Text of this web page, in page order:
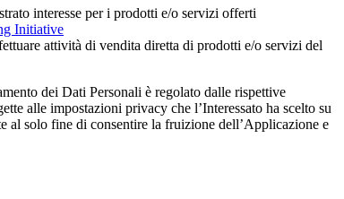
interesse per i prodotti e/o servizi offerti
Initiative
attività di vendita diretta di prodotti e/o servizi del
dei Dati Personali è regolato dalle rispettive
alle impostazioni privacy che l’Interessato ha scelto su
al solo fine di consentire la fruizione dell’Applicazione e